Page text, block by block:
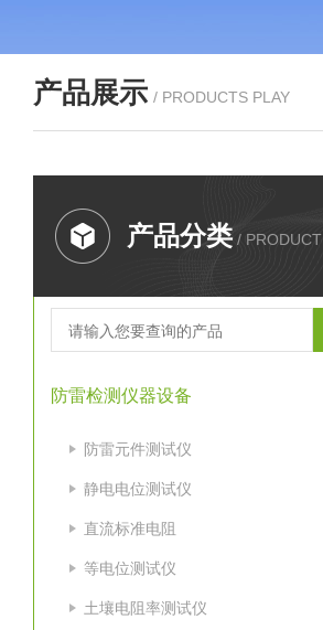
产品展示 / PRODUCTS PLAY
产品分类 / PRODUCT
防雷检测仪器设备
防雷元件测试仪
静电电位测试仪
直流标准电阻
等电位测试仪
土壤电阻率测试仪